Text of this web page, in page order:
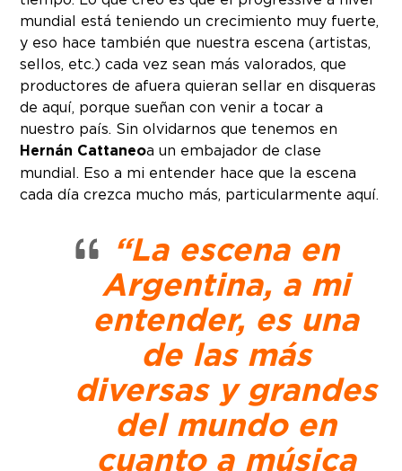
mundial está teniendo un crecimiento muy fuerte,
y eso hace también que nuestra escena (artistas,
sellos, etc.) cada vez sean más valorados, que
productores de afuera quieran sellar en disqueras
de aquí, porque sueñan con venir a tocar a
nuestro país. Sin olvidarnos que tenemos en
Hernán Cattaneoa un embajador de clase
mundial. Eso a mi entender hace que la escena
cada día crezca mucho más, particularmente aquí.
“La escena en
Argentina, a mi
entender, es una
de las más
diversas y grandes
del mundo en
cuanto a música